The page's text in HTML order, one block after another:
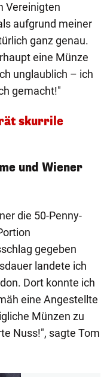
Vereinigten
aufgrund meiner
ganz genau.
eine Münze
unglaublich – ich
gemacht!"
skurrile
und Wiener
die 50-Penny-
gegeben
landete ich
Dort konnte ich
eine Angestellte
Münzen zu
Nuss!", sagte Tom